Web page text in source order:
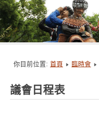
你目前位置: 首頁 臨時會
議會日程表